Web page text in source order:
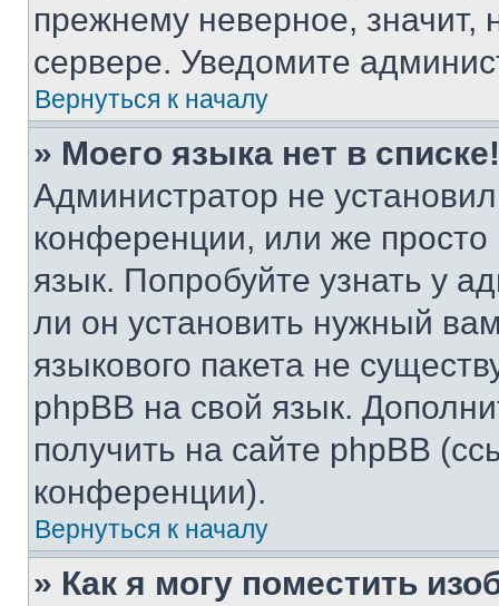
прежнему неверное, значит,
сервере. Уведомите
Вернуться к началу
» Моего языка нет в списке!
Администратор не
конференции, или же
язык. Попробуйте узнать у
ли он установить нужный
языкового пакета не
phpBB на свой язык.
получить на сайте phpBB
конференции).
Вернуться к началу
» Как я могу поместить